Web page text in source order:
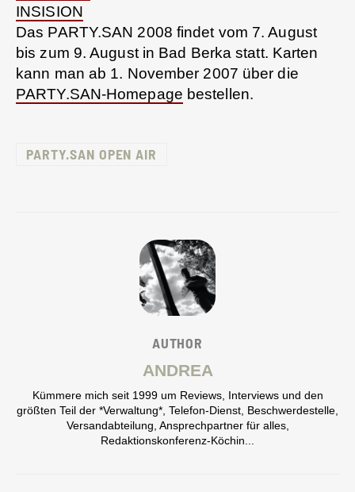
INSISION
Das PARTY.SAN 2008 findet vom 7. August
bis zum 9. August in Bad Berka statt. Karten
kann man ab 1. November 2007 über die
PARTY.SAN-Homepage bestellen.
PARTY.SAN OPEN AIR
AUTHOR
ANDREA
Kümmere mich seit 1999 um Reviews, Interviews und den
größten Teil der *Verwaltung*, Telefon-Dienst, Beschwerdestelle,
Versandabteilung, Ansprechpartner für alles,
Redaktionskonferenz-Köchin...